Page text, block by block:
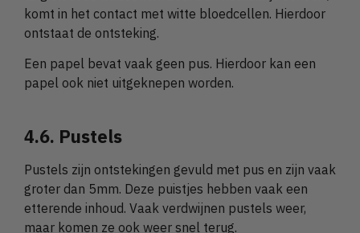
komt in het contact met witte bloedcellen. Hierdoor
ontstaat de ontsteking.
Een papel bevat vaak geen pus. Hierdoor kan een
papel ook niet uitgeknepen worden.
4.6. Pustels
Pustels zijn ontstekingen gevuld met pus en zijn vaak
groter dan 5mm. Deze puistjes hebben vaak een
etterende inhoud. Vaak verdwijnen pustels weer,
maar komen ze ook weer snel terug.